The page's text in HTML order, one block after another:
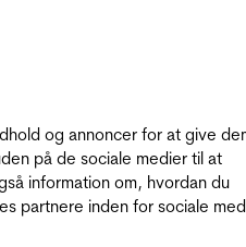
og annoncer for at give
på de sociale medier til at
information om, hvordan du
partnere inden for sociale